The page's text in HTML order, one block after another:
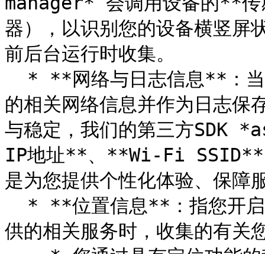
器），以识别您的设备横竖屏
前后台运行时收集。
的相关网络信息并作为日志保
与稳定，我们的第三方SDK
IP地址**、**Wi-Fi
是为您提供个性化体验、保障
供的相关服务时，收集的有关